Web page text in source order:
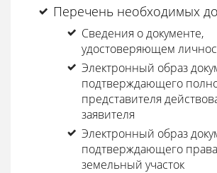
Перечень необходимых
Сведения о документе,
удостоверяющем
Электронный образ
подтверждающего
представителя
заявителя
Электронный образ
подтверждающего
земельный участок